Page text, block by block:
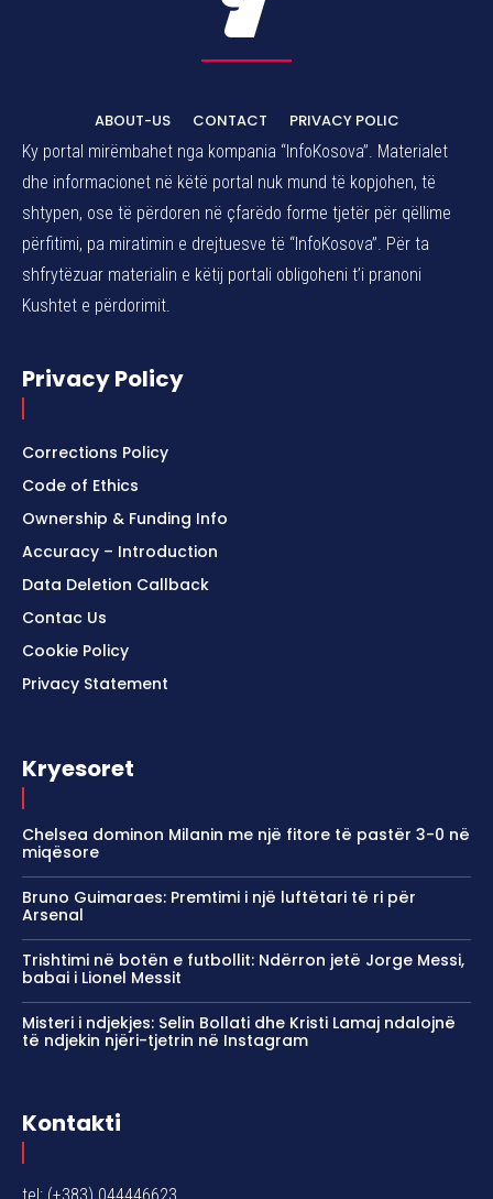
ABOUT-US CONTACT
PRIVACY POLIC
Ky portal mirëmbahet nga kompania “InfoKosova”. Materialet
dhe informacionet në këtë portal nuk mund të kopjohen, të
shtypen, ose të përdoren në çfarëdo forme tjetër për qëllime
përfitimi, pa miratimin e drejtuesve të “InfoKosova”. Për ta
shfrytëzuar materialin e këtij portali obligoheni t’i pranoni
Kushtet e përdorimit.
Privacy Policy
Corrections Policy
Code of Ethics
Ownership & Funding Info
Accuracy – Introduction
Data Deletion Callback
Contac Us
Cookie Policy
Privacy Statement
Kryesoret
Chelsea dominon Milanin me një fitore të pastër 3-0 në
miqësore
Bruno Guimaraes: Premtimi i një luftëtari të ri për
Arsenal
Trishtimi në botën e futbollit: Ndërron jetë Jorge Messi,
babai i Lionel Messit
Misteri i ndjekjes: Selin Bollati dhe Kristi Lamaj ndalojnë
të ndjekin njëri-tjetrin në Instagram
Kontakti